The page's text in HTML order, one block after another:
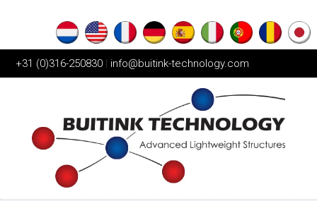
+31 (0)316-250830 | info@buitink-technology.com